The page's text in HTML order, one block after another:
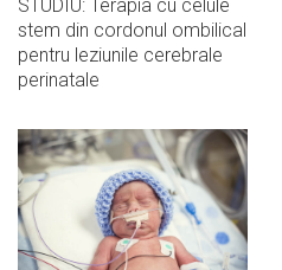
STUDIU: Terapia cu celule
stem din cordonul ombilical
pentru leziunile cerebrale
perinatale